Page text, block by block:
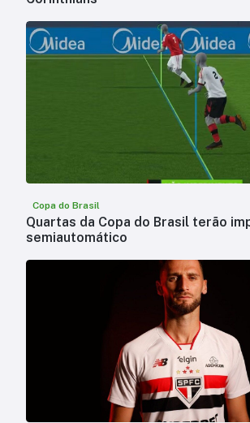
Copa do Brasil
Quartas da Copa do Brasil terão
semiautomático